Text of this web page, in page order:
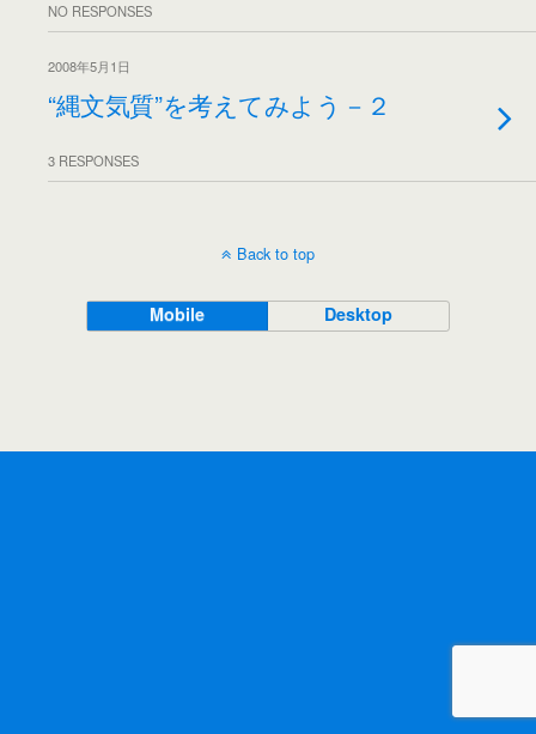
NO RESPONSES
2008年5月1日
“縄文気質”を考えてみよう－２
3 RESPONSES
Back to top
Mobile Desktop